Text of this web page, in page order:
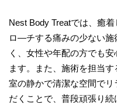
Nest Body Treatでは、癒
ロ―チする痛みの少ない施
く、女性や年配の方でも
ます。また、施術を担当
室の静かで清潔な空間で
だくことで、普段頑張り